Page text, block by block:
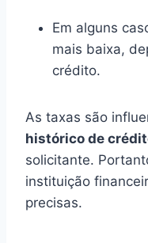
Em alguns
mais baixa,
crédito.
As taxas são
histórico de
solicitante.
instituição
precisas.